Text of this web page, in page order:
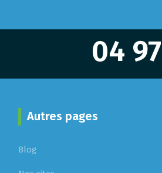
04
Autres pages
Blog